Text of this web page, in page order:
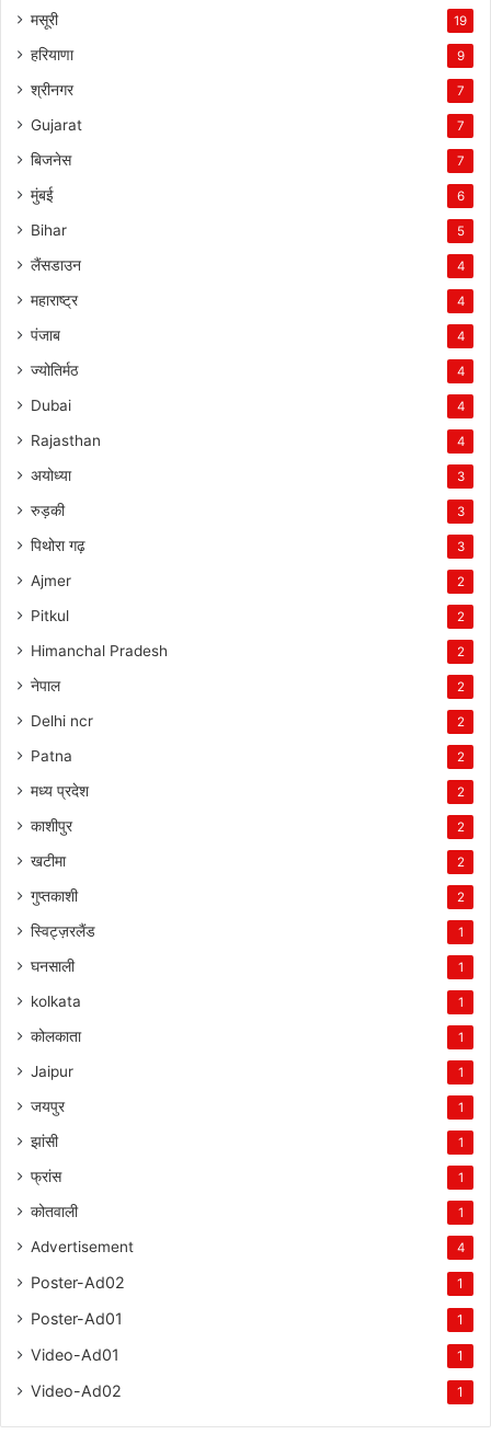
मसूरी 19
हरियाणा 9
श्रीनगर 7
Gujarat 7
बिजनेस 7
मुंबई 6
Bihar 5
लैंसडाउन 4
महाराष्ट्र 4
पंजाब 4
ज्योतिर्मठ 4
Dubai 4
Rajasthan 4
अयोध्या 3
रुड़की 3
पिथोरा गढ़ 3
Ajmer 2
Pitkul 2
Himanchal Pradesh 2
नेपाल 2
Delhi ncr 2
Patna 2
मध्य प्रदेश 2
काशीपुर 2
खटीमा 2
गुप्तकाशी 2
स्विट्ज़रलैंड 1
घनसाली 1
kolkata 1
कोलकाता 1
Jaipur 1
जयपुर 1
झांसी 1
फ्रांस 1
कोतवाली 1
Advertisement 4
Poster-Ad02 1
Poster-Ad01 1
Video-Ad01 1
Video-Ad02 1